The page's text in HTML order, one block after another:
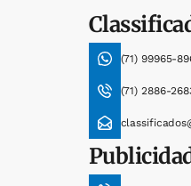
(71) 99965-
(71) 2886-